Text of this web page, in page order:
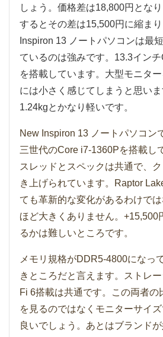
しょう。価格差は18,800円とな
するとその差は15,500円に縮ま
Inspiron 13 ノートパソコンは最
ているのは強みです。13.3イン
を搭載しています。大型モニタ
には小さく感じてしまうと思い
1.24kgとかなり軽いです。
New Inspiron 13 ノートパソコン
三世代のCore i7-1360Pを搭載し
スレッドとスペックは共通で、ク
き上げられています。Raptor
ても革新的な変化があるわけで
ほど大きくありません。+15,500
るかは難しいところです。
メモリ規格がDDR5-4800になっ
きところだと言えます。ストレ
Fi 6搭載は共通です。この両者
を見るのではなくモニターサイ
良いでしょう。あとはブランド